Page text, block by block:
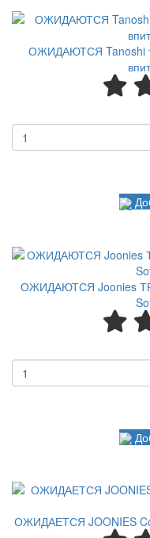
ОЖИДАЮТСЯ Tanoshi
ОЖИДАЮТСЯ Joonies
ОЖИДАЕТСЯ JOONIES